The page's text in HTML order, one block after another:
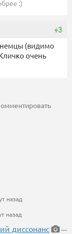
:)
+3
немцы (видимо
очень
назад
назад
диссонанс
—